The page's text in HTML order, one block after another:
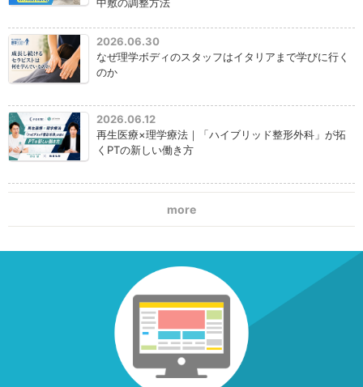
2026.06.30
なぜ理学ボディのスタッフはイタリアまで学びに行く
のか
2026.06.12
再生医療×理学療法｜「ハイブリッド整形外科」が拓
くPTの新しい働き方
more